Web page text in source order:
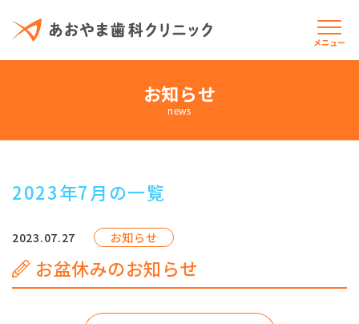
お知らせ
news
2023年7月の一覧
2023.07.27 お知らせ
お盆休みのお知らせ
メニュー
交通アクセス
保険医療機関における書面掲示